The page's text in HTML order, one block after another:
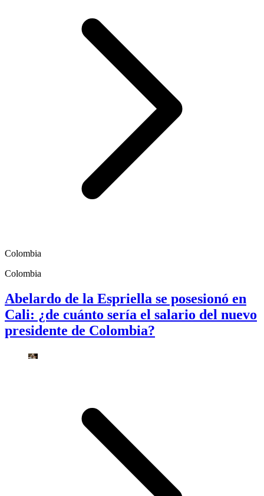
Colombia
Colombia
Abelardo de la Espriella se posesionó en
Cali: ¿de cuánto sería el salario del nuevo
presidente de Colombia?